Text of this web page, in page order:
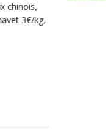
chinois,
3€/kg,